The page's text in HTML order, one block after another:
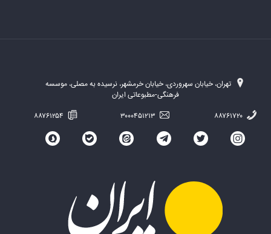
تهران، خیابان سهروردی، خیابان خرمشهر، نرسیده به مصلی، موسسه
فرهنگی-مطبوعاتی ایران